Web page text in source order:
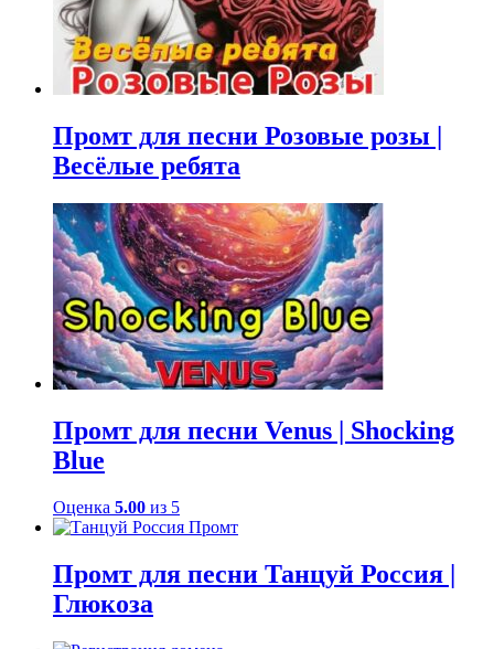
Промт для песни Розовые розы |
Весёлые ребята
Промт для песни Venus | Shocking
Blue
Оценка 5.00 из 5
Промт для песни Танцуй Россия |
Глюкоза